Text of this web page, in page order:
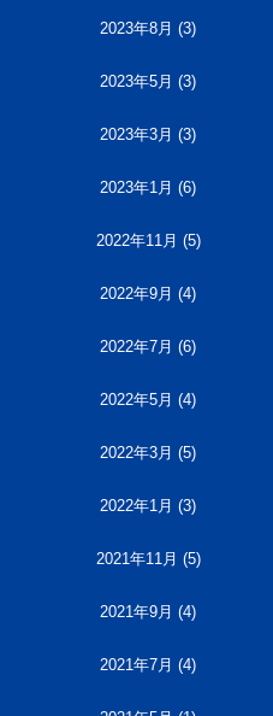
2023年8月 (3)
2023年5月 (3)
2023年3月 (3)
2023年1月 (6)
2022年11月 (5)
2022年9月 (4)
2022年7月 (6)
2022年5月 (4)
2022年3月 (5)
2022年1月 (3)
2021年11月 (5)
2021年9月 (4)
2021年7月 (4)